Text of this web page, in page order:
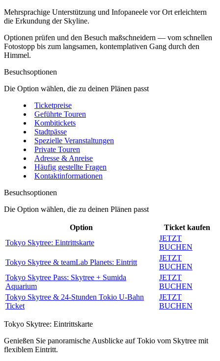
Mehrsprachige Unterstützung und Infopaneele vor Ort erleichtern
die Erkundung der Skyline.
Optionen prüfen und den Besuch maßschneidern — vom schnellen
Fotostopp bis zum langsamen, kontemplativen Gang durch den
Himmel.
Besuchsoptionen
Die Option wählen, die zu deinen Plänen passt
Ticketpreise
Geführte Touren
Kombitickets
Stadtpässe
Spezielle Veranstaltungen
Private Touren
Adresse & Anreise
Häufig gestellte Fragen
Kontaktinformationen
Besuchsoptionen
Die Option wählen, die zu deinen Plänen passt
Option
Ticket kaufen
Tokyo Skytree: Eintrittskarte
JETZT
BUCHEN
Tokyo Skytree & teamLab Planets: Eintritt
JETZT
BUCHEN
Tokyo Skytree Pass: Skytree + Sumida
Aquarium
JETZT
BUCHEN
Tokyo Skytree & 24‑Stunden Tokio U‑Bahn
Ticket
JETZT
BUCHEN
Tokyo Skytree: Eintrittskarte
Genießen Sie panoramische Ausblicke auf Tokio vom Skytree mit
flexiblem Eintritt.